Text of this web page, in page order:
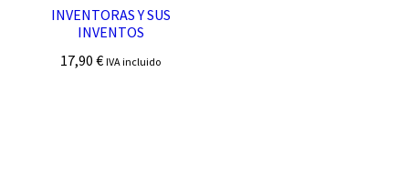
INVENTORAS Y SUS
INVENTOS
17,90€ IVA incluido